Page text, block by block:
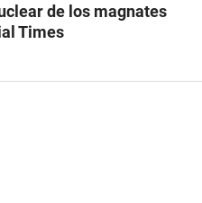
de los magnates
Times